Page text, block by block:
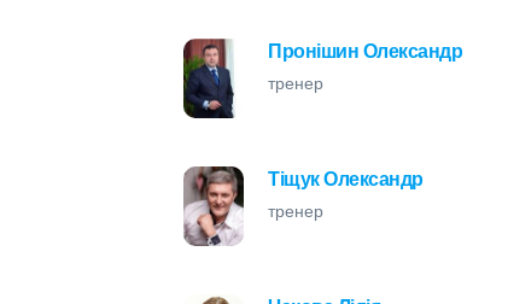
Пронішин Олександр
тренер
Тіщук Олександр
тренер